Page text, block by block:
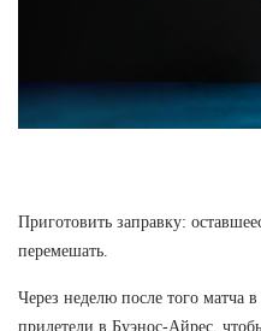
Приготовить заправку:
перемешать.
Через неделю после того матча
прилетели в Буэнос-Айрес,